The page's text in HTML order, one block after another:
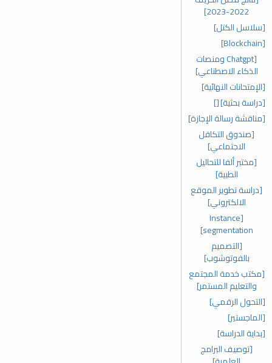
2022-2023]
[سلاسل الكتل]
[Blockchain]
[Chatgpt ومنصات
الذكاء الاصطناعي]
[الإمتحانات النهائية]
[دراسة بحثية][]
[مناقشة رسالة الإجازة]
[صندوق التكافل
الاجتماعي]
[مختبر ألفا للتحاليل
الطبية]
[دراسة تطوير الموقع
الالكتروني]
[Instance
segmentation]
[التصميم
بالفوتوشوب]
[مكتب خدمة المجتمع
والتعليم المستمر]
[التحول الرقمي]
[الماجستير]
[بداية الدراسة]
[توصيف البرامج